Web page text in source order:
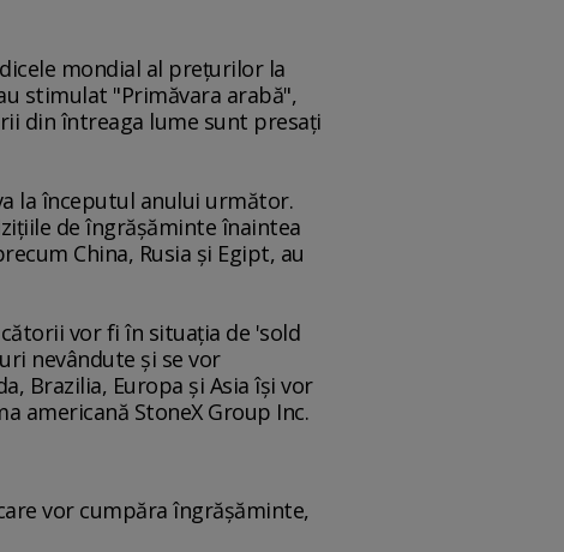
mondial al preţurilor la
stimulat "Primăvara arabă",
din întreaga lume sunt presaţi
la începutul anului următor.
de îngrăşăminte înaintea
China, Rusia şi Egipt, au
vor fi în situaţia de 'sold
nevândute şi se vor
Brazilia, Europa şi Asia îşi vor
americană StoneX Group Inc.
vor cumpăra îngrăşăminte,